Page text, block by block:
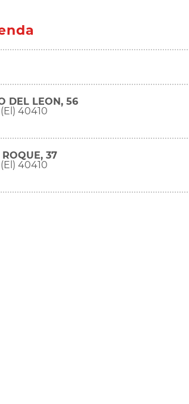
DEL LEON, 56
40410
37
40410